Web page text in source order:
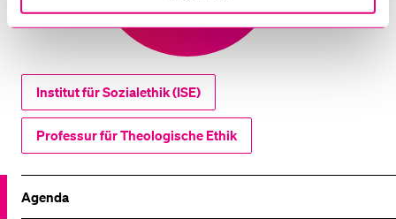
Agenda
Institut für Sozialethik (ISE)
Professur für Theologische Ethik